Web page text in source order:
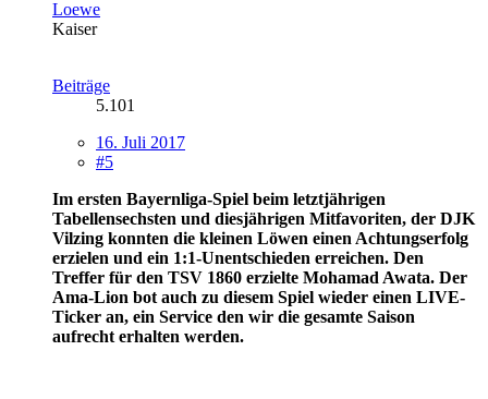
Loewe
Kaiser
Beiträge
5.101
16. Juli 2017
#5
Im ersten Bayernliga-Spiel beim letztjährigen
Tabellensechsten und diesjährigen Mitfavoriten, der DJK
Vilzing konnten die kleinen Löwen einen Achtungserfolg
erzielen und ein 1:1-Unentschieden erreichen. Den
Treffer für den TSV 1860 erzielte Mohamad Awata. Der
Ama-Lion bot auch zu diesem Spiel wieder einen LIVE-
Ticker an, ein Service den wir die gesamte Saison
aufrecht erhalten werden.